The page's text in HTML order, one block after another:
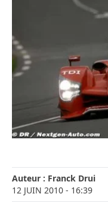
Auteur : Franck Drui
12 JUIN 2010 - 16:39